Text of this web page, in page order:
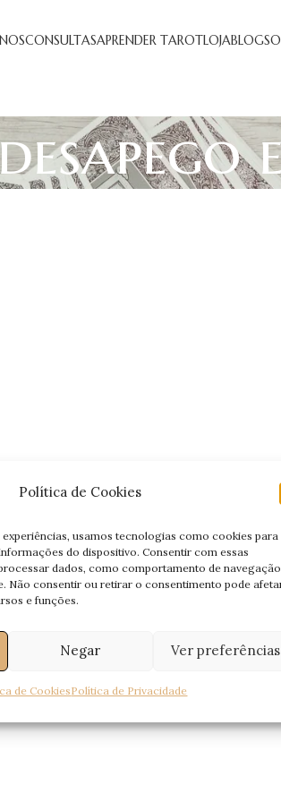
Política de Cookies
usamos tecnologias como cookies para
do dispositivo. Consentir com essas
dados, como comportamento de navegação
Não consentir ou retirar o consentimento pode
e funções.
Negar Ver preferências
de CookiesPolítica de Privacidade
CONSULTASAPRENDER TAROTLOJABLOG